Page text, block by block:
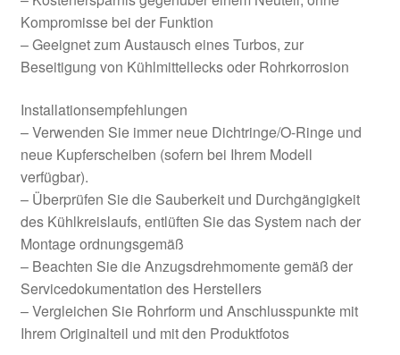
Kompromisse bei der Funktion
– Geeignet zum Austausch eines Turbos, zur
Beseitigung von Kühlmittellecks oder Rohrkorrosion
Installationsempfehlungen
– Verwenden Sie immer neue Dichtringe/O-Ringe und
neue Kupferscheiben (sofern bei Ihrem Modell
verfügbar).
– Überprüfen Sie die Sauberkeit und Durchgängigkeit
des Kühlkreislaufs, entlüften Sie das System nach der
Montage ordnungsgemäß
– Beachten Sie die Anzugsdrehmomente gemäß der
Servicedokumentation des Herstellers
– Vergleichen Sie Rohrform und Anschlusspunkte mit
Ihrem Originalteil und mit den Produktfotos